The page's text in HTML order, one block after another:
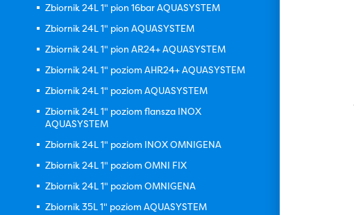
Zbiornik 24L 1" pion 16bar AQUASYSTEM
Zbiornik 24L 1" pion AQUASYSTEM
Zbiornik 24L 1" pion AR24+ AQUASYSTEM
Zbiornik 24L 1" poziom AHR24+ AQUASYSTEM
Zbiornik 24L 1" poziom AQUASYSTEM
Zbiornik 24L 1" poziom flansza INOX
AQUASYSTEM
Zbiornik 24L 1" poziom INOX OMNIGENA
Zbiornik 24L 1" poziom OMNI FIX
Zbiornik 24L 1" poziom OMNIGENA
Zbiornik 35L 1" poziom AQUASYSTEM